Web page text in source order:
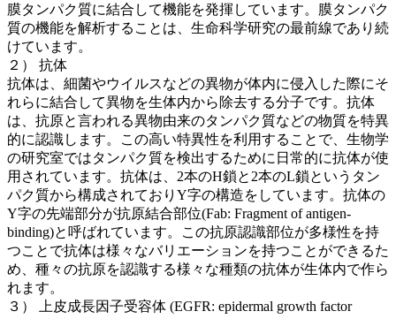
膜タンパク質に結合して機能を発揮しています。膜タンパク
質の機能を解析することは、生命科学研究の最前線であり続
けています。
２） 抗体
抗体は、細菌やウイルスなどの異物が体内に侵入した際にそ
れらに結合して異物を生体内から除去する分子です。抗体
は、抗原と言われる異物由来のタンパク質などの物質を特異
的に認識します。この高い特異性を利用することで、生物学
の研究室ではタンパク質を検出するために日常的に抗体が使
用されています。抗体は、2本のH鎖と2本のL鎖というタン
パク質から構成されておりY字の構造をしています。抗体の
Y字の先端部分が抗原結合部位(Fab: Fragment of antigen-
binding)と呼ばれています。この抗原認識部位が多様性を持
つことで抗体は様々なバリエーションを持つことができるた
め、種々の抗原を認識する様々な種類の抗体が生体内で作ら
れます。
３） 上皮成長因子受容体 (EGFR: epidermal growth factor